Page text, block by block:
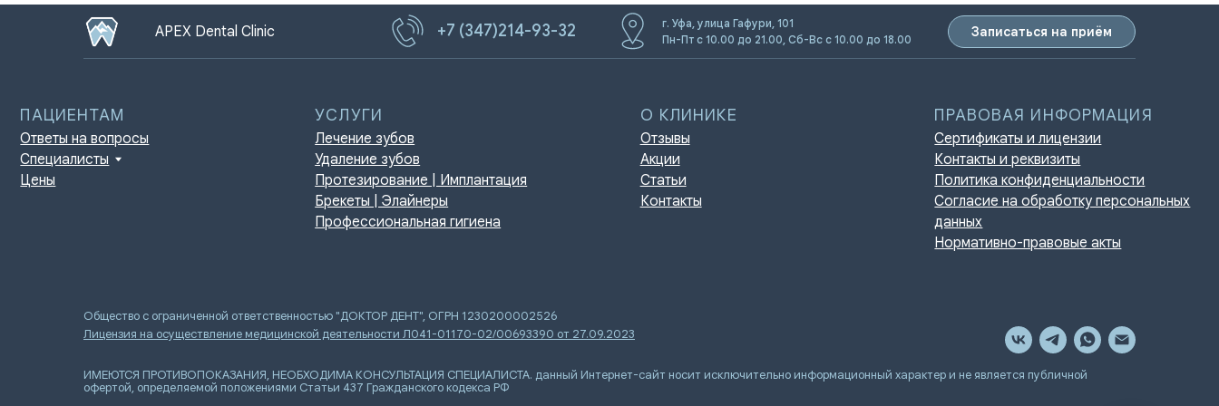
APEX Dental Clinic +7 (347)214-93-32
г. Уфа, улица Гафури, 101
Пн-Пт с 10.00 до 21.00, Сб-Вс с 10.00 до 18.00
Записаться на приём
ПАЦИЕНТАМ
Цены
УСЛУГИ
Протезирование | Имплантация
Брекеты | Элайнеры
Профессиональная гигиена
О КЛИНИКЕ ПРАВОВАЯ ИНФОРМАЦИЯ
Политика конфиденциальности
Согласие на обработку персональных
Нормативно-правовые акты
Общество с ограниченной ответственностью "ДОКТОР ДЕНТ", ОГРН 1230200002526
Лицензия на осуществление медицинской деятельности Л041-01170-02/00693390 от 27.09.2023
ИМЕЮТСЯ ПРОТИВОПОКАЗАНИЯ, НЕОБХОДИМА КОНСУЛЬТАЦИЯ СПЕЦИАЛИСТА. данный Интернет-сайт носит исключительно информационный характер и не является публичной
офертой, определяемой положениями Статьи 437 Гражданского кодекса РФ